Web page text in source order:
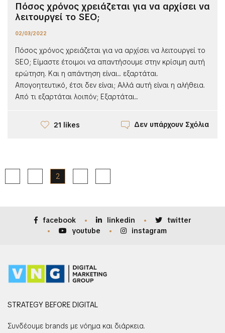
Πόσος χρόνος χρειάζεται για να αρχίσει να
λειτουργεί το SEO;
02/03/2022
Πόσος χρόνος χρειάζεται για να αρχίσει να λειτουργεί το
SEO; Είμαστε έτοιμοι να απαντήσουμε στην κρίσιμη αυτή
ερώτηση. Και η απάντηση είναι... εξαρτάται.
Απογοητευτικό, έτσι δεν είναι; Αλλά αυτή είναι η αλήθεια.
Από τι εξαρτάται λοιπόν; Εξαρτάται...
21 likes Δεν υπάρχουν Σχόλια
2
facebook linkedin
twitter
youtube
instagram
STRATEGY BEFORE DIGITAL
Συνδέουμε brands με νόημα και διάρκεια.